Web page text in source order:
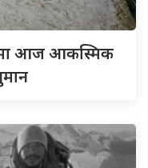
आज आकस्मिक